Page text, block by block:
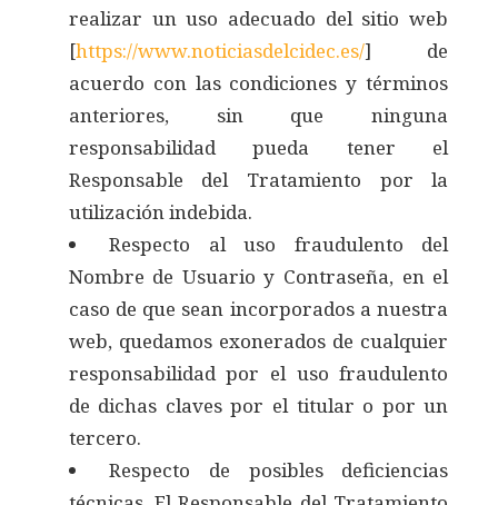
realizar un uso adecuado del sitio web
[https://www.noticiasdelcidec.es/] de
acuerdo con las condiciones y términos
anteriores, sin que ninguna
responsabilidad pueda tener el
Responsable del Tratamiento por la
utilización indebida.
Respecto al uso fraudulento del
Nombre de Usuario y Contraseña, en el
caso de que sean incorporados a nuestra
web, quedamos exonerados de cualquier
responsabilidad por el uso fraudulento
de dichas claves por el titular o por un
tercero.
Respecto de posibles deficiencias